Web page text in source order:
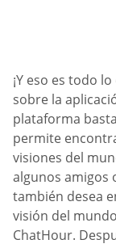
¡Y eso es todo
sobre la
plataforma
permite
visiones del
algunos amigos
también desea
visión del
ChatHour.